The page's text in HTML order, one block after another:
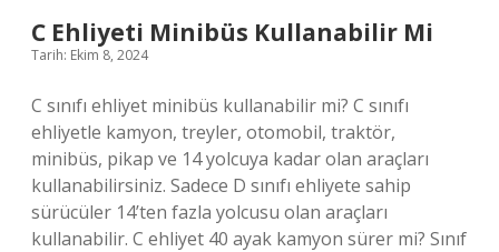
C Ehliyeti Minibüs Kullanabilir Mi
Tarih: Ekim 8, 2024
C sınıfı ehliyet minibüs kullanabilir mi? C sınıfı
ehliyetle kamyon, treyler, otomobil, traktör,
minibüs, pikap ve 14 yolcuya kadar olan araçları
kullanabilirsiniz. Sadece D sınıfı ehliyete sahip
sürücüler 14’ten fazla yolcusu olan araçları
kullanabilir. C ehliyet 40 ayak kamyon sürer mi? Sınıf